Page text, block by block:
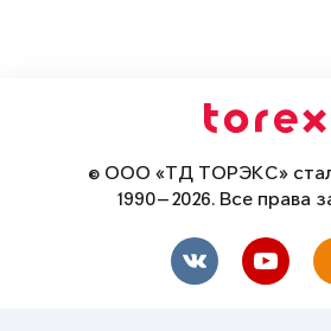
© ООО «ТД ТОРЭКС»
1990—2026. Все права